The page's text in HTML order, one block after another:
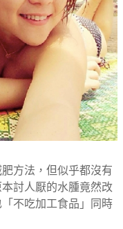
方法，但似乎都沒有
討人厭的水腫竟然改
不吃加工食品」同時